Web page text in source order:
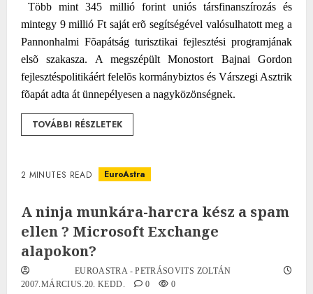
Több mint 345 millió forint uniós társfinanszírozás és
mintegy 9 millió Ft saját erõ segítségével valósulhatott meg a
Pannonhalmi Fõapátság turisztikai fejlesztési programjának
elsõ szakasza. A megszépült Monostort Bajnai Gordon
fejlesztéspolitikáért felelõs kormánybiztos és Várszegi Asztrik
fõapát adta át ünnepélyesen a nagyközönségnek.
TOVÁBBI RÉSZLETEK
2 MINUTES READ EuroAstra
A ninja munkára-harcra kész a spam
ellen ? Microsoft Exchange
alapokon?
EUROASTRA - PETRÁSOVITS ZOLTÁN
2007.MÁRCIUS.20. KEDD.
0 0